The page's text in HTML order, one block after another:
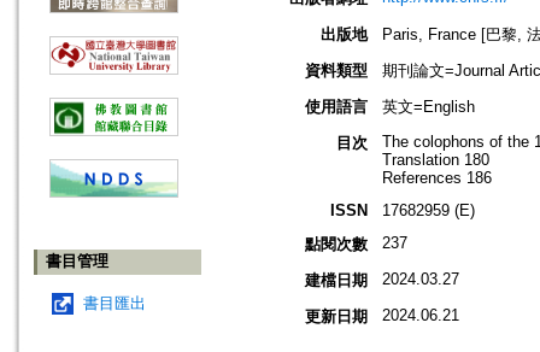
書目管理
書目匯出
出版地
Paris, France [巴黎,
資料類型
期刊論文=Journal
使用語言
英文=English
目次
The colophons of the
Translation 180
References 186
ISSN
17682959 (E)
點閱次數
237
建檔日期 2024.03.27
更新日期 2024.06.21